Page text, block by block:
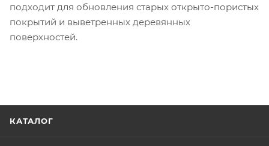
подходит для обновления старых открыто-пористых
покрытий и выветренных деревянных
поверхностей.
КАТАЛОГ